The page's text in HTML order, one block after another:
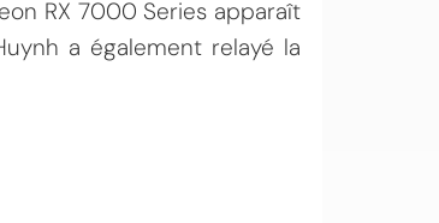
RX 7000 Series apparaît
a également relayé la